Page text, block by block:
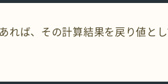
れば、その計算結果を戻り値と